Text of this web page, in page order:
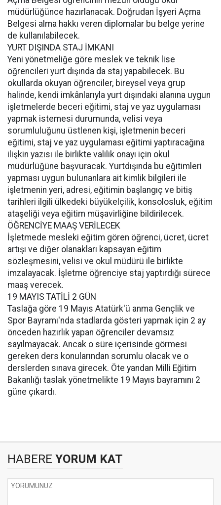
müdürlüğünce hazırlanacak. Doğrudan İşyeri Açma
Belgesi alma hakkı veren diplomalar bu belge yerine
de kullanılabilecek.
YURT DIŞINDA STAJ İMKANI
Yeni yönetmeliğe göre meslek ve teknik lise
öğrencileri yurt dışında da staj yapabilecek. Bu
okullarda okuyan öğrenciler, bireysel veya grup
halinde, kendi imkânlarıyla yurt dışındaki alanına uygun
işletmelerde beceri eğitimi, staj ve yaz uygulaması
yapmak istemesi durumunda, velisi veya
sorumluluğunu üstlenen kişi, işletmenin beceri
eğitimi, staj ve yaz uygulaması eğitimi yaptıracağına
ilişkin yazısı ile birlikte valilik onayı için okul
müdürlüğüne başvuracak. Yurtdışında bu eğitimleri
yapması uygun bulunanlara ait kimlik bilgileri ile
işletmenin yeri, adresi, eğitimin başlangıç ve bitiş
tarihleri ilgili ülkedeki büyükelçilik, konsolosluk, eğitim
ataşeliği veya eğitim müşavirliğine bildirilecek.
ÖĞRENCİYE MAAŞ VERİLECEK
İşletmede mesleki eğitim gören öğrenci, ücret, ücret
artışı ve diğer olanakları kapsayan eğitim
sözleşmesini, velisi ve okul müdürü ile birlikte
imzalayacak. İşletme öğrenciye staj yaptırdığı sürece
maaş verecek.
19 MAYIS TATİLİ 2 GÜN
Taslağa göre 19 Mayıs Atatürk'ü anma Gençlik ve
Spor Bayramı'nda stadlarda gösteri yapmak için 2 ay
önceden hazırlık yapan öğrenciler devamsız
sayılmayacak. Ancak o süre içerisinde görmesi
gereken ders konularından sorumlu olacak ve o
derslerden sınava girecek. Öte yandan Milli Eğitim
Bakanlığı taslak yönetmelikte 19 Mayıs bayramını 2
güne çıkardı.
HABERE YORUM KAT